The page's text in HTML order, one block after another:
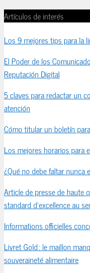
Artículos de interés
Los 9 mejores tips para la
El Poder de los
Reputación Digital
5 claves para redactar un
atención
Cómo titular un boletín
Los mejores horarios para
¿Qué no debe faltar nunca
Article de presse de haute
standard d’excellence au
Informations officielles
Livret Gold : le maillon
souveraineté alimentaire